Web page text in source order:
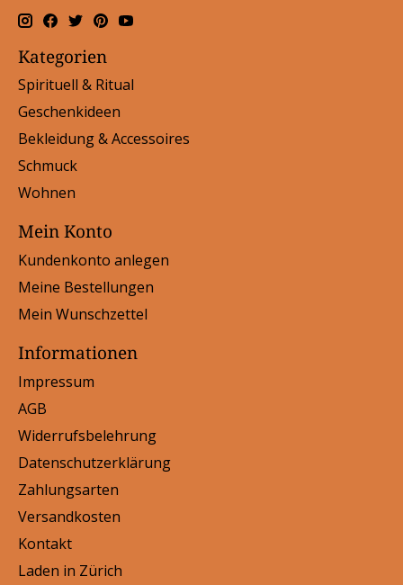
Kategorien
Spirituell & Ritual
Geschenkideen
Bekleidung & Accessoires
Schmuck
Wohnen
Mein Konto
Kundenkonto anlegen
Meine Bestellungen
Mein Wunschzettel
Informationen
Impressum
AGB
Widerrufsbelehrung
Datenschutzerklärung
Zahlungsarten
Versandkosten
Kontakt
Laden in Zürich